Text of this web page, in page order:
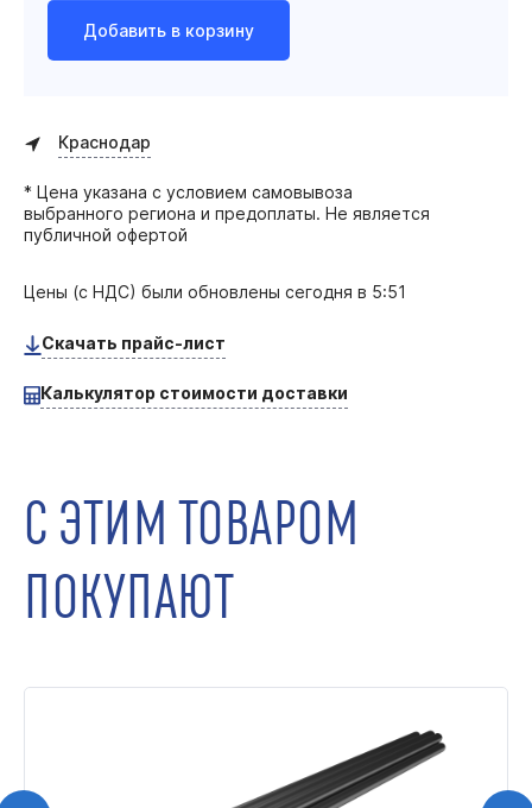
Добавить в корзину
Краснодар
* Цена указана с условием самовывоза
выбранного региона и предоплаты. Не является
публичной офертой
Цены (с НДС) были обновлены сегодня в 5:51
Скачать прайс-лист
Калькулятор стоимости доставки
С ЭТИМ ТОВАРОМ
ПОКУПАЮТ